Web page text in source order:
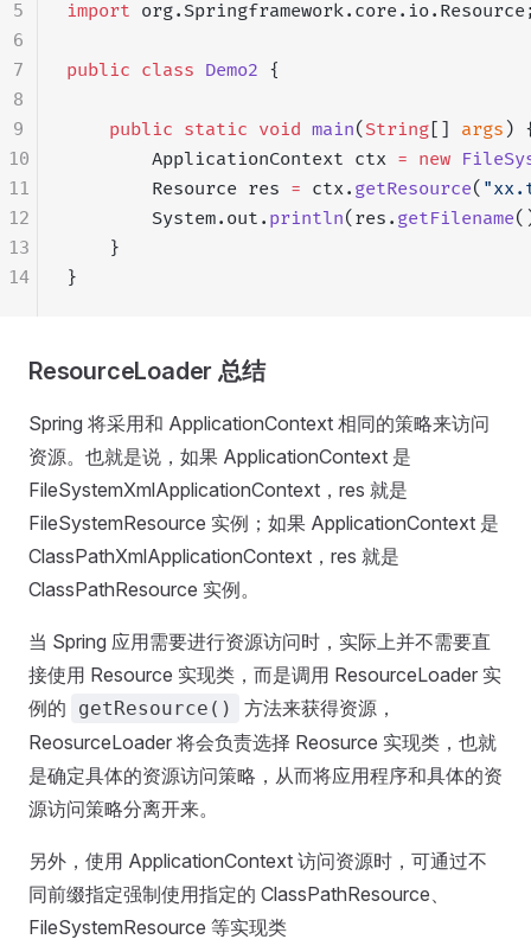
import
public class Demo2 {
    public
static void main( String [] args )
        ApplicationContext ctx
= new
        Resource res
= ctx. getResource(
        System.out.
println(res. getFilename
    }
}
5
6
7
8
9
10
11
12
13
14
ResourceLoader 总结
Spring 将采用和 ApplicationContext 相同的策略来访问
资源。也就是说，如果 ApplicationContext 是
FileSystemXmlApplicationContext，res 就是
FileSystemResource 实例；如果 ApplicationContext 是
ClassPathXmlApplicationContext，res 就是
ClassPathResource 实例。
当 Spring 应用需要进行资源访问时，实际上并不需要直
接使用 Resource 实现类，而是调用 ResourceLoader 实
例的
getResource()
方法来获得资源，
ReosurceLoader 将会负责选择 Reosurce 实现类，也就
是确定具体的资源访问策略，从而将应用程序和具体的资
源访问策略分离开来。
另外，使用 ApplicationContext 访问资源时，可通过不
同前缀指定强制使用指定的 ClassPathResource、
FileSystemResource 等实现类